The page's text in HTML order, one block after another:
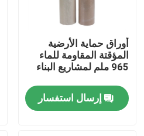
منزل
أوراق حماية الأرضية
المؤقتة المقاومة للماء
965 ملم لمشاريع البناء
إرسال استفسار